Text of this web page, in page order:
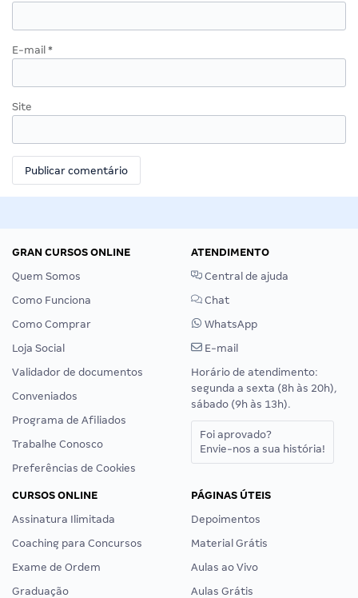
E-mail *
Site
GRAN CURSOS ONLINE
Quem Somos
Como Funciona
Como Comprar
Loja Social
Validador de documentos
Conveniados
Programa de Afiliados
Trabalhe Conosco
Preferências de Cookies
ATENDIMENTO
Central de ajuda
Chat
WhatsApp
E-mail
Horário de atendimento:
segunda a sexta (8h às 20h),
sábado (9h às 13h).
Foi aprovado?
Envie-nos a sua história!
CURSOS ONLINE
Assinatura Ilimitada
Coaching para Concursos
Exame de Ordem
Graduação
PÁGINAS ÚTEIS
Depoimentos
Material Grátis
Aulas ao Vivo
Aulas Grátis